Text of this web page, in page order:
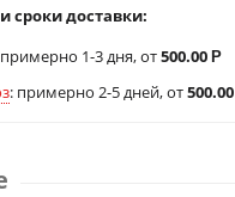
сроки доставки:
примерно 1-3 дня, от500.00 Р
: примерно 2-5 дней, от500.00